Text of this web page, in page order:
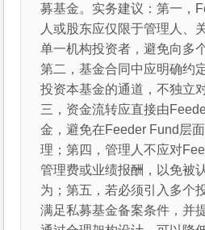
募基金。实务建议：第一，
人或股东应仅限于管理人、
单一机构投资者，避免向多
第二，基金合同中应明确约
投资本基金的通道，不独立
三，资金流转应直接由
金，避免在Feeder Fund层
理；第四，管理人不应对
管理费或业绩报酬，以免被
为；第五，若必须引入多个
满足私募基金备案条件，并